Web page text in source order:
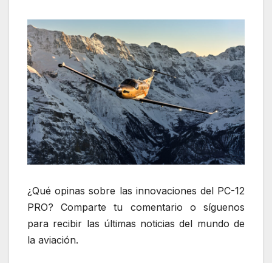
¿Qué opinas sobre las innovaciones del PC-12
PRO? Comparte tu comentario o síguenos
para recibir las últimas noticias del mundo de
la aviación.